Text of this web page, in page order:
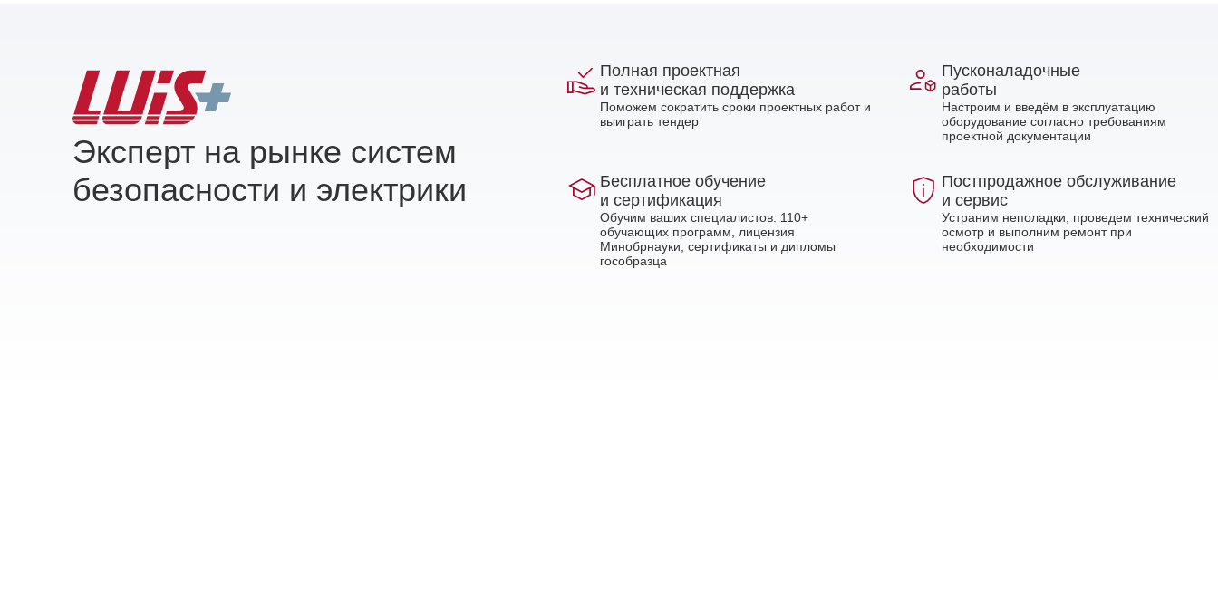
Эксперт на рынке систем
безопасности и электрики
Полная проектная
и техническая поддержка
Поможем сократить сроки проектных работ и
выиграть тендер
Пусконаладочные
работы
Настроим и введём в эксплуатацию
оборудование согласно требованиям
проектной документации
Бесплатное обучение
и сертификация
Обучим ваших специалистов: 110+
обучающих программ, лицензия
Минобрнауки, сертификаты и дипломы
гособразца
Постпродажное обслуживание
и сервис
Устраним неполадки, проведем технический
осмотр и выполним ремонт при
необходимости